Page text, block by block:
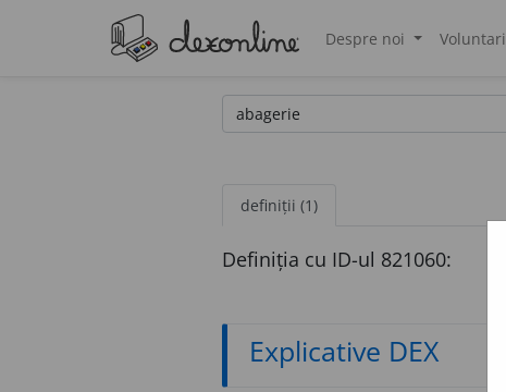
Despre noi Voluntari
definiții (1)
Definiția cu ID-ul 821060:
Explicative DEX